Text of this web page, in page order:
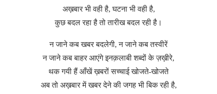
अख़बार भी वही है, घटना भी वही है,
कुछ बदल रहा है तो तारीख बदल रही है।
न जाने कब खबर बदलेगी, न जाने कब तस्वीरें
न जाने कब बाहर आएंगे इनक़लाबी शब्दों के ज़ख़ीरे,
थक गयी हैं आँखें ख़बरों सच्चाई खोजते-खोजते
अब तो अख़बार में खबर देने की जगह भी बिक रही है,